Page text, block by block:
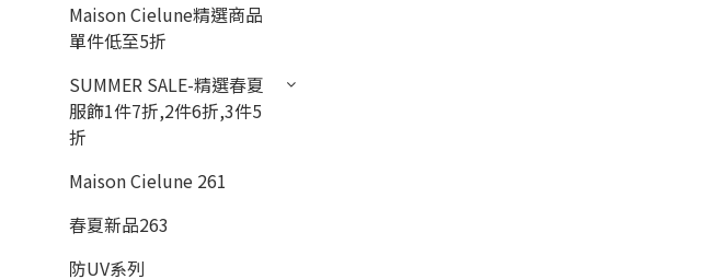
Maison Cielune精選商品
單件低至5折
SUMMER SALE-精選春夏
服飾1件7折,2件6折,3件5
折
Maison Cielune 261
春夏新品263
防UV系列